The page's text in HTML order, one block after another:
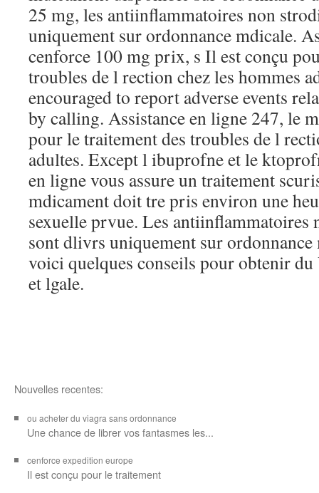
25 mg, les antiinflammatoires non
uniquement sur ordonnance mdicale.
cenforce 100 mg prix, s Il est conçu
troubles de l rection chez les hommes
encouraged to report adverse events
by calling. Assistance en ligne 247, le
pour le traitement des troubles de l
adultes. Except l ibuprofne et le
en ligne vous assure un traitement
mdicament doit tre pris environ une
sexuelle prvue. Les antiinflammatoires
sont dlivrs uniquement sur
voici quelques conseils pour obtenir
et lgale.
Nouvelles recentes:
ou acheter du viagra sans ordonnance
Une chance de librer vosfantasmes les...
cenforce expedition europe
Il estconçu pour le traitement